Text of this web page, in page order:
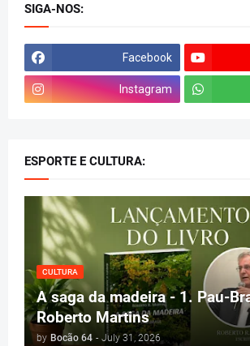
SIGA-NOS:
Facebook
Instagram
ESPORTE E CULTURA:
CULTURA
A saga da madeira - 1. Pau-
Roberto Martins
by Bocão 64 - July 31, 2026